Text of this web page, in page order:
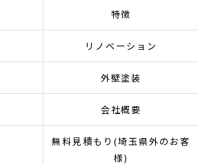
特徴
リノベーション
外壁塗装
会社概要
無料見積もり(埼玉県外のお客
様)